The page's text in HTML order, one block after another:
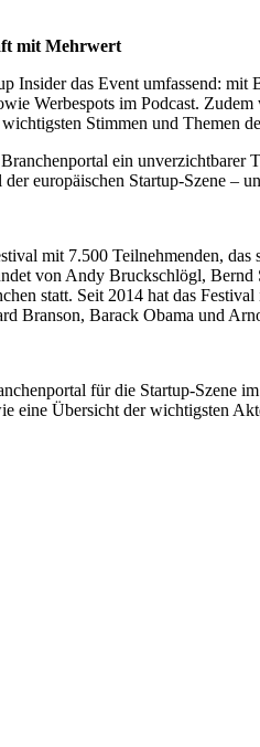
mit Mehrwert
Insider das Event umfassend:
Werbespots im Podcast.
Stimmen und Themen
ein unverzichtbarer
europäischen Startup-Szene –
mit 7.500 Teilnehmenden, das
von Andy Bruckschlögl, Bernd
statt. Seit 2014 hat das
Branson, Barack Obama und
für die Startup-Szene
eine Übersicht der wichtigsten